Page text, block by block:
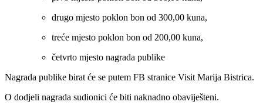
drugo mjesto poklon bon od 300,00 kuna,
treće mjesto poklon bon od 200,00 kuna,
četvrto mjesto nagrada publike
Nagrada publike birat će se putem FB stranice Visit Marija Bistrica.
O dodjeli nagrada sudionici će biti naknadno obaviješteni.